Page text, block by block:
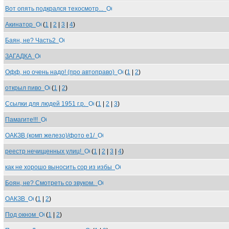
Вот опять подкрался техосмотр...
Акинатор (1 2 3 4)
Баян, не? Часть2
ЗАГАДКА
Офф, но очень надо! (про автоправо) (1 2)
открыл пиво (1 2)
Ссылки для людей 1951 г.р. (1 2 3)
Памагите!!!
ОАКЗВ (комп железо)/фото е1/
реестр нечищенных улиц! (1 2 3 4)
как не хорошо выносить сор из избы
Боян, не? Смотреть со звуком.
ОАКЗВ (1 2)
Под окном (1 2)